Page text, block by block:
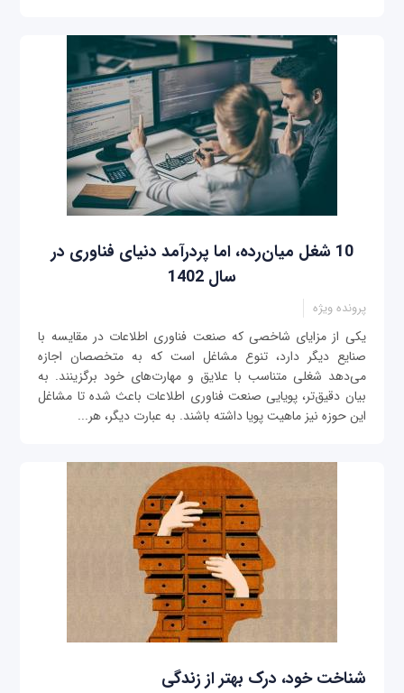
10 شغل میان‌رده، اما پردرآمد دنیای فناوری در
سال 1402
پرونده ویژه
یکی از مزایای شاخصی که صنعت فناوری اطلاعات در مقایسه با
صنایع دیگر دارد، تنوع مشاغل است که به متخصصان اجازه
می‌دهد شغلی متناسب با علایق و مهارت‌های خود برگزینند. به
بیان دقیق‌تر، پویایی صنعت فناوری اطلاعات باعث شده تا مشاغل
این حوزه نیز ماهیت پویا داشته باشند. به عبارت دیگر، هر...
شناخت خود، درک بهتر از زندگی